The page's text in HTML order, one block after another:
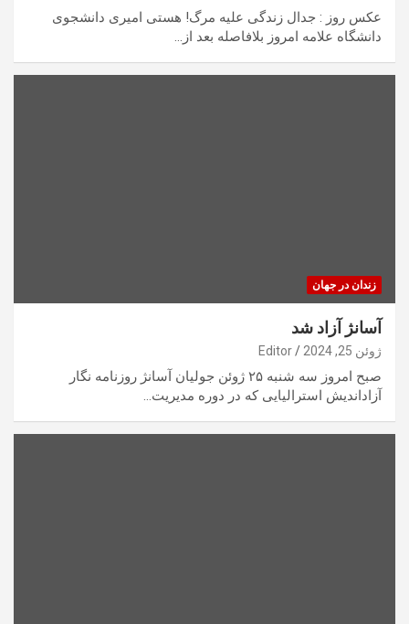
عکس روز : جدال زندگی علیه مرگ! هستی امیری دانشجوی
دانشگاه علامه امروز بلافاصله بعد از…
زندان در جهان
آسانژ آزاد شد
ژوئن 25, 2024 Editor
صبح امروز سه شنبه ۲۵ ژوئن جولیان آسانژ روزنامه نگار
آزاداندیش استرالیایی که در دوره مدیریت…